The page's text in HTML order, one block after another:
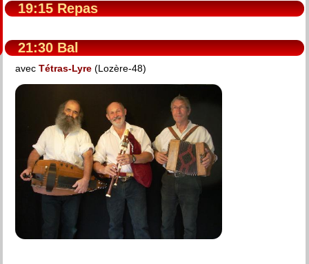
19:15 Repas
21:30 Bal
avecTétras-Lyre (Lozère-48)